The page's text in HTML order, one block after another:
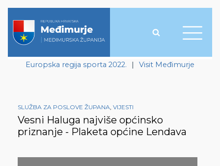
Europska regija sporta 2022. | Visit Međimurje
SLUŽBA ZA POSLOVE ŽUPANA, VIJESTI
Vesni Haluga najviše općinsko
priznanje - Plaketa općine Lendava